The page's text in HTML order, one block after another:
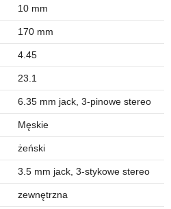
10 mm
170 mm
4.45
23.1
6.35 mm jack, 3-pinowe stereo
Męskie
żeński
3.5 mm jack, 3-stykowe stereo
zewnętrzna